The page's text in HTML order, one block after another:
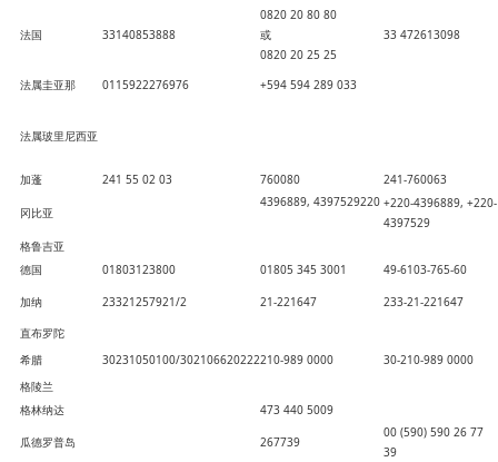
法国 33140853888
0820 20 80 80
或
0820 20 25 25
33 472613098
法属圭亚那 0115922276976 +594 594 289 033
法属玻里尼西亚
加蓬 241 55 02 03 760080 241-760063
冈比亚
4396889, 4397529220 +220-4396889, +220-
4397529
格鲁吉亚
德国
01803123800 01805 345 3001 49-6103-765-60
加纳 23321257921/2 21-221647 233-21-221647
直布罗陀
希腊
30231050100/302106620222210-989 0000 30-210-989 0000
格陵兰
格林纳达
473 440 5009
瓜德罗普岛 267739
00 (590) 590 26 77
39